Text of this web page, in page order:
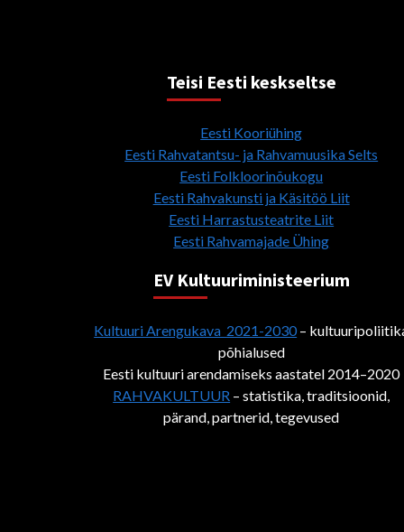
Teisi Eesti keskseltse
Eesti Kooriühing
Eesti Rahvatantsu- ja Rahvamuusika Selts
Eesti Folkloorinõukogu
Eesti Rahvakunsti ja Käsitöö Liit
Eesti Harrastusteatrite Liit
Eesti Rahvamajade Ühing
EV Kultuuriministeerium
Kultuuri Arengukava 2021-2030–
põhialused
Eesti kultuuri arendamiseks aastatel 2014–2020
RAHVAKULTUUR – statistika, traditsioonid,
pärand, partnerid, tegevused